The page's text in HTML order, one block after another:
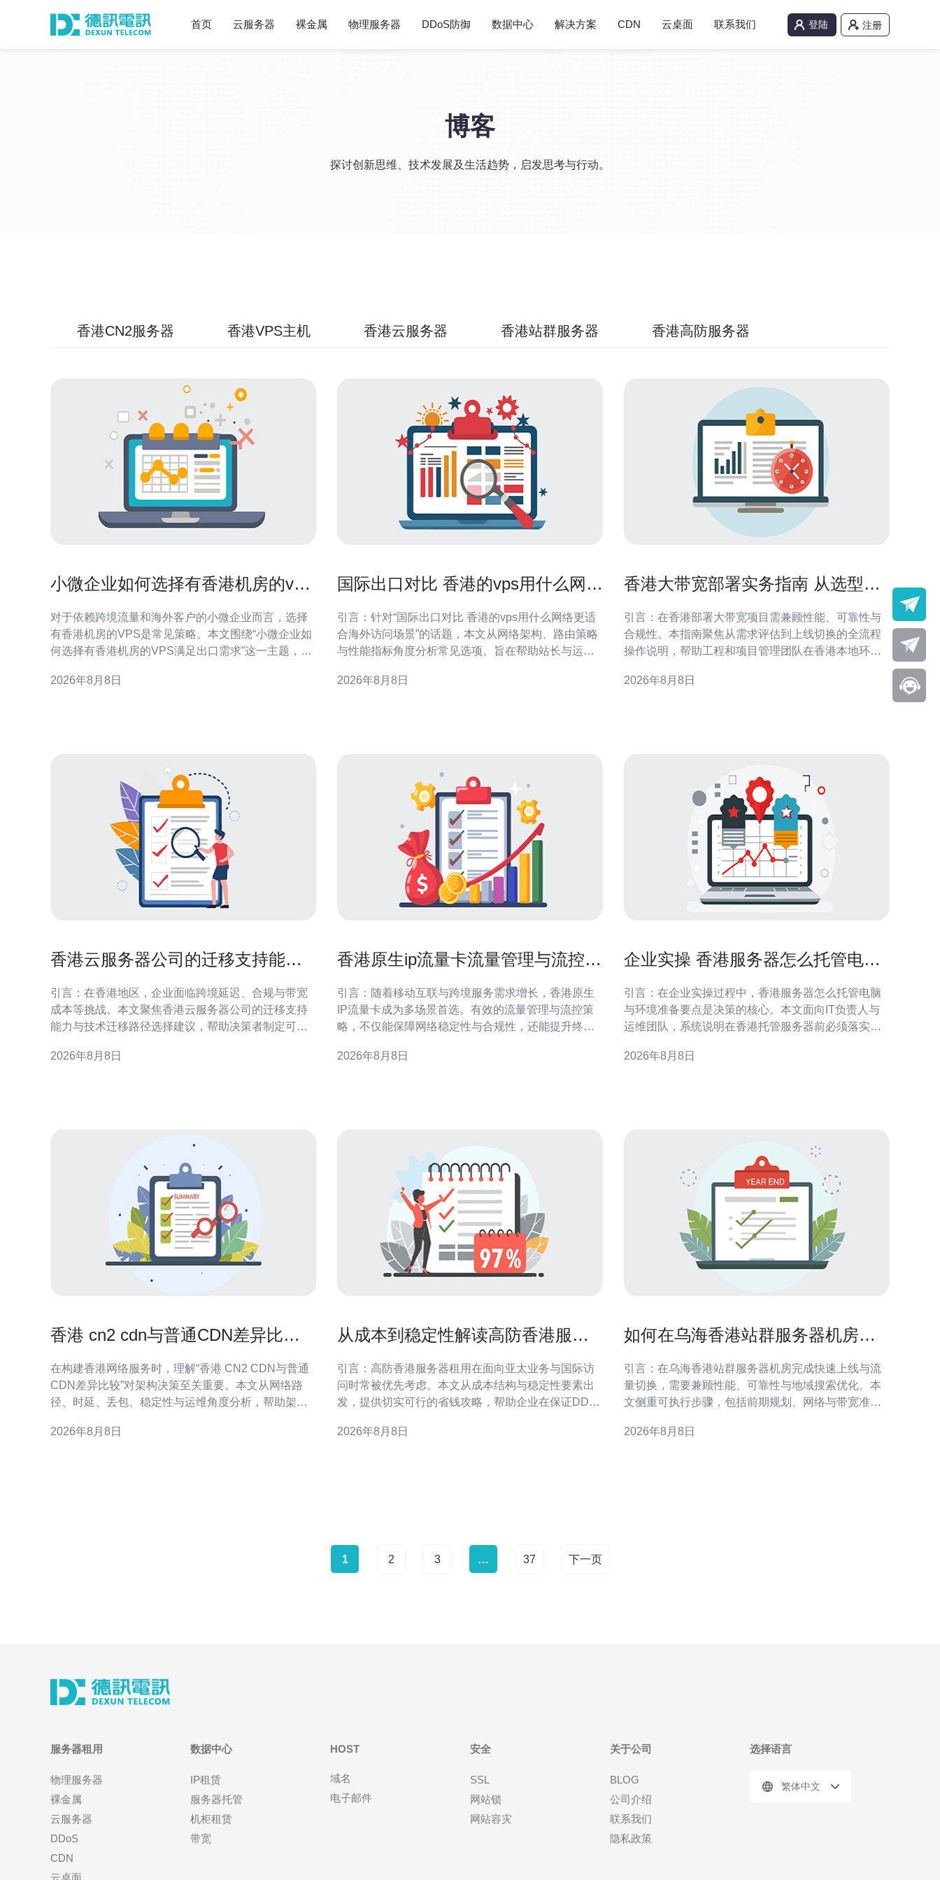
首页 云服务器 裸金属 物理服务器 DDoS防御 数据中心 解决方案 CDN 云桌面 联系我们 登陆 注册
博客
探讨创新思维、技术发展及生活趋势，启发思考与行动。
香港CN2服务器 香港VPS主机 香港云服务器 香港站群服务器 香港高防服务器
小微企业如何选择有香港机房的vps
对于依赖跨境流量和海外客户的小微企业而言，选择
有香港机房的VPS是常见策略。本文围绕“小微企业如
何选择有香港机房的VPS满足出口需求”这一主题，分
运维等方面做出更适合自身的选择，从而支撑稳定的
2026年8月8日
国际出口对比 香港的vps用什么网络
引言：针对“国际出口对比 香港的vps用什么网络更适
合海外访问场景”的话题，本文从网络架构、路由策略
与性能指标角度分析常见选项。旨在帮助站长与运维
定性与成本效益。 香港VPS海外访问场景特点 香港
2026年8月8日
香港大带宽部署实务指南 从选型到
引言：在香港部署大带宽项目需兼顾性能、可靠性与
合规性。本指南聚焦从需求评估到上线切换的全流程
操作说明，帮助工程和项目管理团队在香港本地环境
与容量规划 对香港大带宽部署，首先需进行业务流量
2026年8月8日
香港云服务器公司的迁移支持能力
引言：在香港地区，企业面临跨境延迟、合规与带宽
成本等挑战。本文聚焦香港云服务器公司的迁移支持
能力与技术迁移路径选择建议，帮助决策者制定可执
支持通常包含评估、方案设计、工具实施与运维交
2026年8月8日
香港原生ip流量卡流量管理与流控策
引言：随着移动互联与跨境服务需求增长，香港原生
IP流量卡成为多场景首选。有效的流量管理与流控策
略，不仅能保障网络稳定性与合规性，还能提升终端
可操作的实施要点与最佳实践。 香港原生IP流量卡概
2026年8月8日
企业实操 香港服务器怎么托管电脑
引言：在企业实操过程中，香港服务器怎么托管电脑
与环境准备要点是决策的核心。本文面向IT负责人与
运维团队，系统说明在香港托管服务器前必须落实的
与稳定性，便于在区域化（GEO）搜索下被相关人员
2026年8月8日
香港 cn2 cdn与普通CDN差异比较
在构建香港网络服务时，理解“香港 CN2 CDN与普通
CDN差异比较”对架构决策至关重要。本文从网络路
径、时延、丢包、稳定性与运维角度分析，帮助架构
CN2与普通CDN CN2为面向国际高质量传输的骨干链
2026年8月8日
从成本到稳定性解读高防香港服务
引言：高防香港服务器租用在面向亚太业务与国际访
问时常被优先考虑。本文从成本结构与稳定性要素出
发，提供切实可行的省钱攻略，帮助企业在保证DDoS
成：理解高防香港服务器租用的主要费用项 在评估高
2026年8月8日
如何在乌海香港站群服务器机房完
引言：在乌海香港站群服务器机房完成快速上线与流
量切换，需要兼顾性能、可靠性与地域搜索优化。本
文侧重可执行步骤，包括前期规划、网络与带宽准
换、监控回滚与SEO/GEO注意点，为运维与站长提供
2026年8月8日
1 2 3 … 37 下一页
服务器租用
物理服务器
裸金属
云服务器
DDoS
CDN
云桌面
数据中心
IP租赁
服务器托管
机柜租赁
带宽
HOST
域名
电子邮件
安全
SSL
网站锁
网站容灾
关于公司
BLOG
公司介绍
联系我们
隐私政策
选择语言
繁体中文